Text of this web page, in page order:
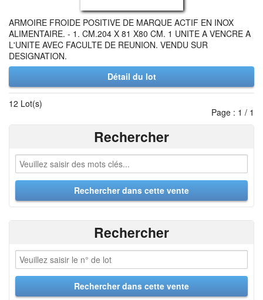
ARMOIRE FROIDE POSITIVE DE MARQUE ACTIF EN INOX
ALIMENTAIRE. - 1. CM.204 X 81 X80 CM. 1 UNITE A VENCRE A
L'UNITE AVEC FACULTE DE REUNION. VENDU SUR
DESIGNATION.
Détail du lot
12 Lot(s)
Page : 1 / 1
Rechercher
Rechercher